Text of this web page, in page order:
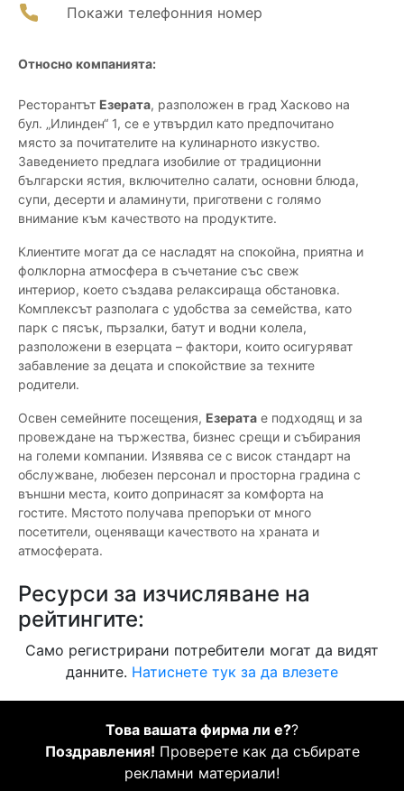
Покажи телефонния номер
Относно компанията:
Ресторантът Езерата, разположен в град Хасково на
бул. „Илинден“ 1, се е утвърдил като предпочитано
място за почитателите на кулинарното изкуство.
Заведението предлага изобилие от традиционни
български ястия, включително салати, основни блюда,
супи, десерти и аламинути, приготвени с голямо
внимание към качеството на продуктите.
Клиентите могат да се насладят на спокойна, приятна и
фолклорна атмосфера в съчетание със свеж
интериор, което създава релаксираща обстановка.
Комплексът разполага с удобства за семейства, като
парк с пясък, пързалки, батут и водни колела,
разположени в езерцата – фактори, които осигуряват
забавление за децата и спокойствие за техните
родители.
Освен семейните посещения, Езерата е подходящ и за
провеждане на тържества, бизнес срещи и събирания
на големи компании. Изявява се с висок стандарт на
обслужване, любезен персонал и просторна градина с
външни места, които допринасят за комфорта на
гостите. Мястото получава препоръки от много
посетители, оценяващи качеството на храната и
атмосферата.
Ресурси за изчисляване на
рейтингите:
Само регистрирани потребители могат да видят
данните. Натиснете тук за да влезете
Това вашата фирма ли е??
Поздравления! Проверете как да събирате
рекламни материали!